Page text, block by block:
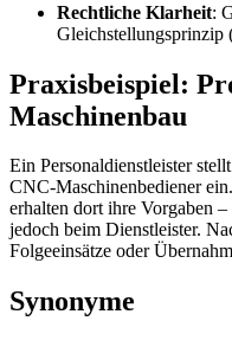
Rechtliche Klarheit:
Gleichstellungsprinzip
Praxisbeispiel:
Maschinenbau
Ein Personaldienstleister
CNC-Maschinenbediener
erhalten dort ihre Vorgaben
jedoch beim Dienstleister.
Folgeeinsätze oder
Synonyme